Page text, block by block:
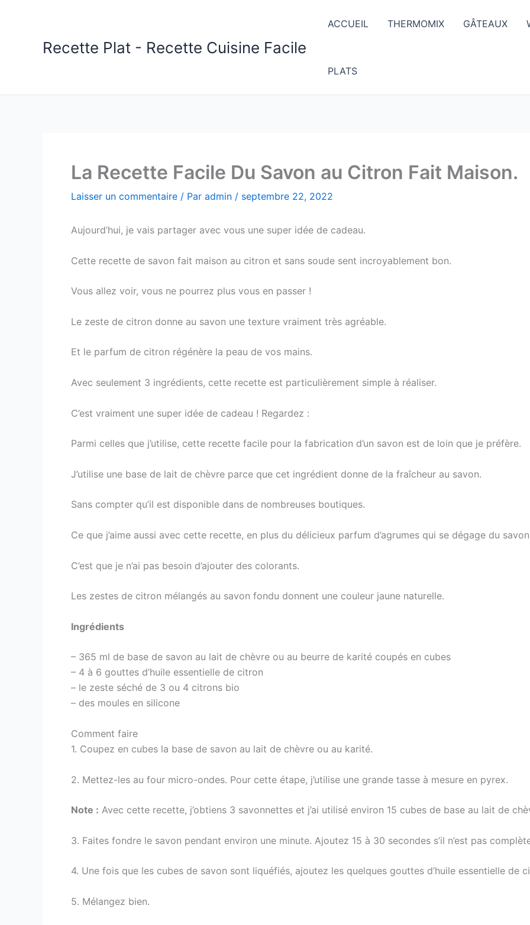
Recette Plat - Recette Cuisine Facile
ACCUEIL THERMOMIX GÂTEAUX
PLATS
La Recette Facile Du Savon au Citron Fait Maison.
Laisser un commentaire / Par admin / septembre 22, 2022
Aujourd’hui, je vais partager avec vous une super idée de cadeau.
Cette recette de savon fait maison au citron et sans soude sent incroyablement bon.
Vous allez voir, vous ne pourrez plus vous en passer !
Le zeste de citron donne au savon une texture vraiment très agréable.
Et le parfum de citron régénère la peau de vos mains.
Avec seulement 3 ingrédients, cette recette est particulièrement simple à réaliser.
C’est vraiment une super idée de cadeau ! Regardez :
Parmi celles que j’utilise, cette recette facile pour la fabrication d’un savon est de loin que je préfère.
J’utilise une base de lait de chèvre parce que cet ingrédient donne de la fraîcheur au savon.
Sans compter qu’il est disponible dans de nombreuses boutiques.
Ce que j’aime aussi avec cette recette, en plus du délicieux parfum d’agrumes qui se dégage du
C’est que je n’ai pas besoin d’ajouter des colorants.
Les zestes de citron mélangés au savon fondu donnent une couleur jaune naturelle.
Ingrédients
– 365 ml de base de savon au lait de chèvre ou au beurre de karité coupés en cubes
– 4 à 6 gouttes d’huile essentielle de citron
– le zeste séché de 3 ou 4 citrons bio
– des moules en silicone
Comment faire
1. Coupez en cubes la base de savon au lait de chèvre ou au karité.
2. Mettez-les au four micro-ondes. Pour cette étape, j’utilise une grande tasse à mesure en pyrex.
Note : Avec cette recette, j’obtiens 3 savonnettes et j’ai utilisé environ 15 cubes de base au lait de
3. Faites fondre le savon pendant environ une minute. Ajoutez 15 à 30 secondes s’il n’est pas
4. Une fois que les cubes de savon sont liquéfiés, ajoutez les quelques gouttes d’huile essentielle de
5. Mélangez bien.